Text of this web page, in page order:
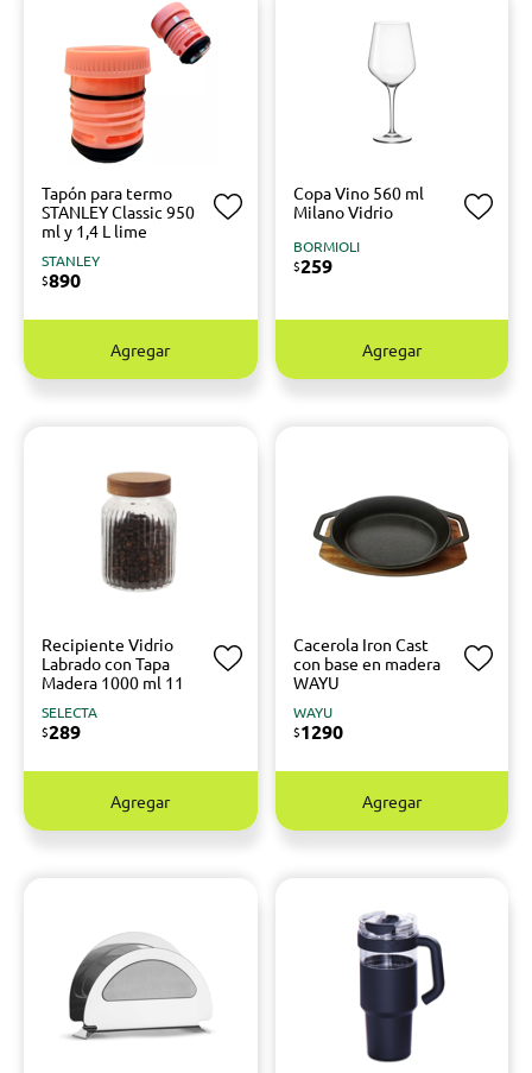
Tapón para termo
STANLEY Classic 950
ml y 1,4 L lime
STANLEY
$890
Agregar
Copa Vino 560 ml
Milano Vidrio
BORMIOLI
$259
Agregar
Recipiente Vidrio
Labrado con Tapa
Madera 1000 ml 11
SELECTA
$289
Agregar
Cacerola Iron Cast
con base en madera
WAYU
WAYU
$1290
Agregar